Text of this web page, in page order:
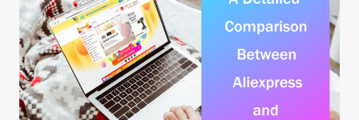
FROM
ALIBABA
2026